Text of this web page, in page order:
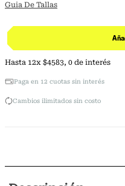
Guia De Tallas
Hasta 12x $4583, 0 de interés
Paga en 12 cuotas sin interés
Cambios ilimitados sin costo